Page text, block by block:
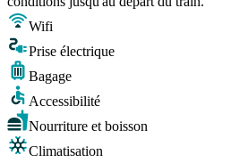
Wifi
Prise électrique
Bagage
Accessibilité
Nourriture et boisson
Climatisation